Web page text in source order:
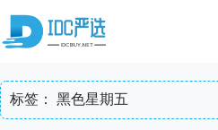
内
标签： 黑色星期五